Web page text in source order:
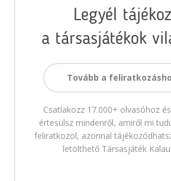
Legyél
a társasjátékok
Tovább a
Csatlakozz 17.000+ olvasóhoz
értesülsz mindenről, amiről mi
feliratkozol, azonnal
letölthető Társasjáték